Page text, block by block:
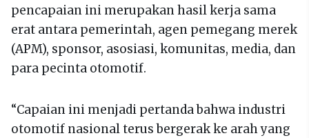
pencapaian ini merupakan hasil kerja sama
erat antara pemerintah, agen pemegang merek
(APM), sponsor, asosiasi, komunitas, media, dan
para pecinta otomotif.
“Capaian ini menjadi pertanda bahwa industri
otomotif nasional terus bergerak ke arah yang